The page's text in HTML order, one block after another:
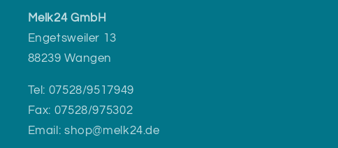
Melk24 GmbH
Engetsweiler 13
88239 Wangen
Tel: 07528/9517949
Fax: 07528/975302
Email: shop@melk24.de